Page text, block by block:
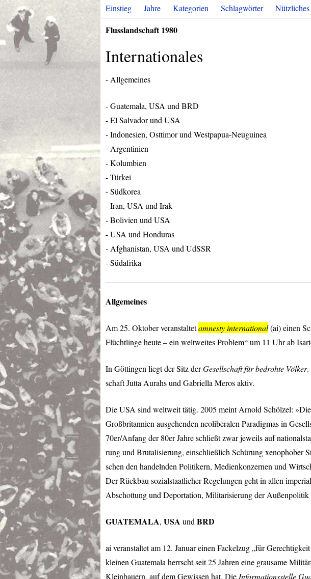
Einstieg Jahre Kategorien Schlagwörter Nützliches
Flusslandschaft 1980
Internationales
- Allgemeines
- Guatemala, USA und BRD
- El Salvador und USA
- Indonesien, Osttimor und Westpapua-Neuguinea
- Argentinien
- Kolumbien
- Türkei
- Südkorea
- Iran, USA und Irak
- Bolivien und USA
-USA und Honduras
- Afghanistan, USA und UdSSR
- Südafrika
Allgemeines
Am 25. Oktober veranstaltetamnesty international(ai) einen
Flüchtlinge heute – ein weltweites Problem“ um 11 Uhr ab
In Göttingen liegt der Sitz derGesellschaft für bedrohte Völker.
schaft Jutta Aurahs und Gabriella Meros aktiv.
DieUSA sind weltweit tätig. 2005 meint Arnold Schölzel:
Großbritannien ausgehenden neoliberalen Paradigmas in
70er/Anfang der 80er Jahre schließt zwar jeweils auf
rung und Brutalisierung, einschließlich Schürung xenophober
schen den handelnden Politikern, Medienkonzernen und
Der Rückbau sozialstaatlicher Regelungen geht in allen
Abschottung und Deportation, Militarisierung der Außenpolitik
GUATEMALA, USA und BRD
ai veranstaltet am 12. Januar einen Fackelzug „für
kleinen Guatemala herrscht seit 25 Jahren eine grausame
Kleinbauern, auf dem Gewissen hat. Die Informationsstelle